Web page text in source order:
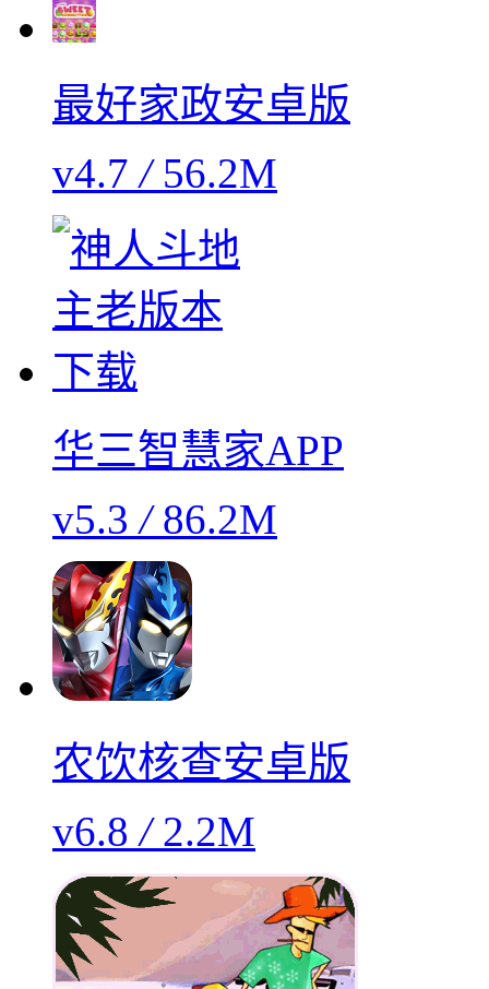
最好家政安卓版
v4.7/56.2M
华三智慧家APP
v5.3/86.2M
农饮核查安卓版
v6.8/2.2M